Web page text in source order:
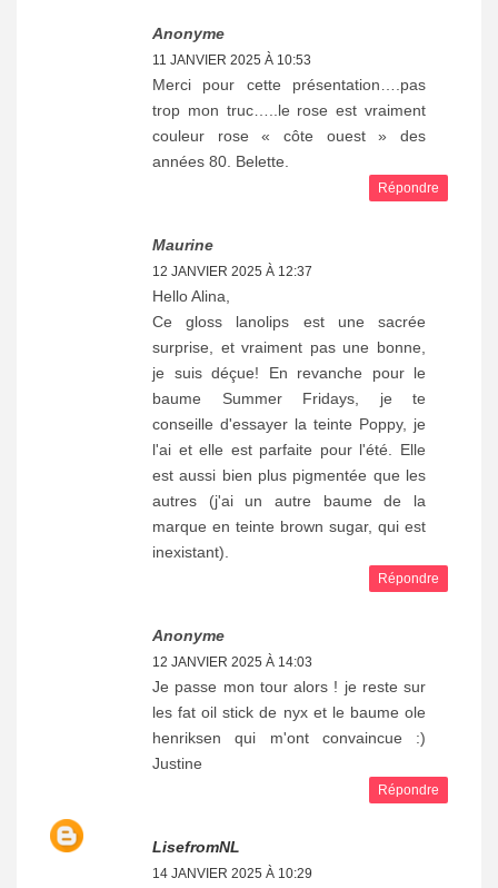
Anonyme
11 JANVIER 2025 À 10:53
Merci pour cette présentation….pas
trop mon truc…..le rose est vraiment
couleur rose « côte ouest » des
années 80. Belette.
Répondre
Maurine
12 JANVIER 2025 À 12:37
Hello Alina,
Ce gloss lanolips est une sacrée
surprise, et vraiment pas une bonne,
je suis déçue! En revanche pour le
baume Summer Fridays, je te
conseille d'essayer la teinte Poppy, je
l'ai et elle est parfaite pour l'été. Elle
est aussi bien plus pigmentée que les
autres (j'ai un autre baume de la
marque en teinte brown sugar, qui est
inexistant).
Répondre
Anonyme
12 JANVIER 2025 À 14:03
Je passe mon tour alors ! je reste sur
les fat oil stick de nyx et le baume ole
henriksen qui m'ont convaincue :)
Justine
Répondre
LisefromNL
14 JANVIER 2025 À 10:29